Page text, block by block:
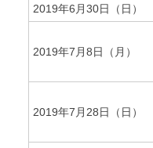
2019年6月30日（日）
2019年7月8日（月）
2019年7月28日（日）